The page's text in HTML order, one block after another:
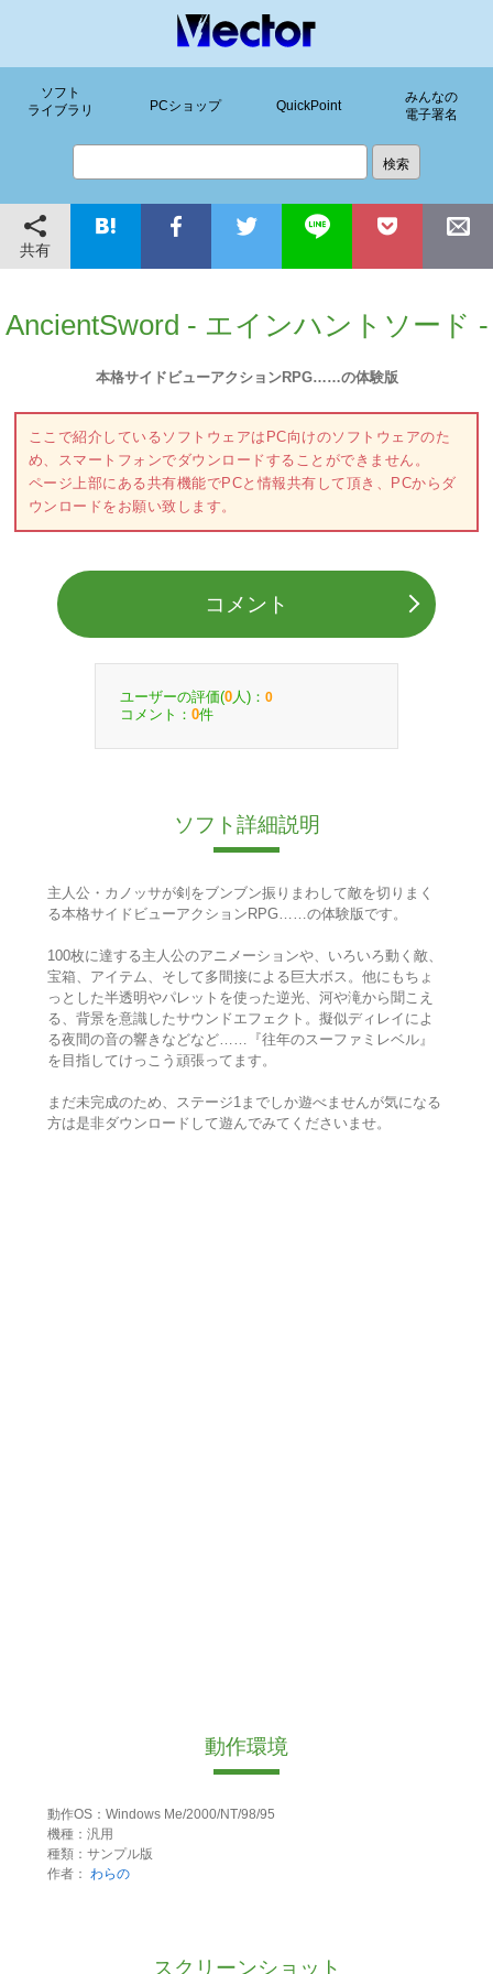
ソフト
ライブラリ
PCショップ QuickPoint
みんなの
電子署名
共有
AncientSword - エインハントソード -
本格サイドビューアクションRPG……の体験版
ここで紹介しているソフトウェアはPC向けのソフトウェアのた
め、スマートフォンでダウンロードすることができません。
ページ上部にある共有機能でPCと情報共有して頂き、PCからダ
ウンロードをお願い致します。
コメント
ユーザーの評価(0 人)： 0
コメント： 0件
ソフト詳細説明
主人公・カノッサが剣をブンブン振りまわして敵を切りまく
る本格サイドビューアクションRPG……の体験版です。
100枚に達する主人公のアニメーションや、いろいろ動く敵、
宝箱、アイテム、そして多間接による巨大ボス。他にもちょ
っとした半透明やパレットを使った逆光、河や滝から聞こえ
る、背景を意識したサウンドエフェクト。擬似ディレイによ
る夜間の音の響きなどなど……『往年のスーファミレベル』
を目指してけっこう頑張ってます。
まだ未完成のため、ステージ1までしか遊べませんが気になる
方は是非ダウンロードして遊んでみてくださいませ。
動作環境
動作OS：Windows Me/2000/NT/98/95
機種：汎用
種類：サンプル版
作者： わらの
スクリーンショット